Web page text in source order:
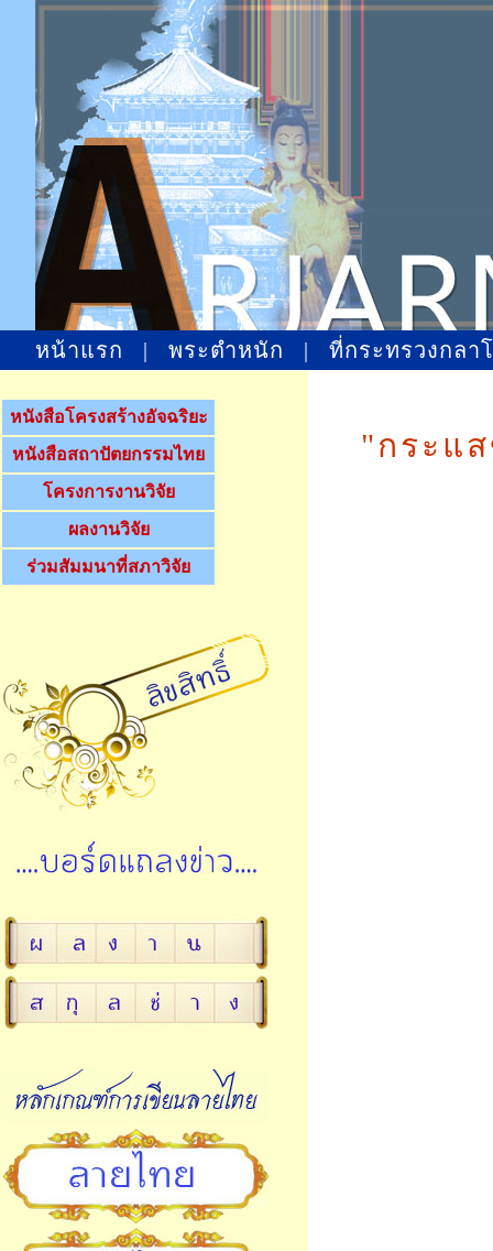
หน้าแรก | พระตำหนัก | ที่กระทรวงกลา
หนังสือโครงสร้างอัจฉริยะ
หนังสือสถาปัตยกรรมไทย
โครงการงานวิจัย
ผลงานวิจัย
ร่วมสัมมนาที่สภาวิจัย
"กระแ